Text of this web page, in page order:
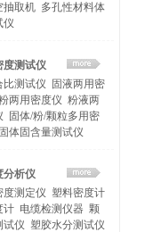
抽取机 多孔性材料体
仪
度测试仪
比测试仪
固液两用密
两用密度仪 粉液两
固体/粉/颗粒多用密
固体固含量测试仪
分析仪
度测定仪 塑料密度计
计 电缆检测仪器 颗
试仪 塑胶水分测试仪